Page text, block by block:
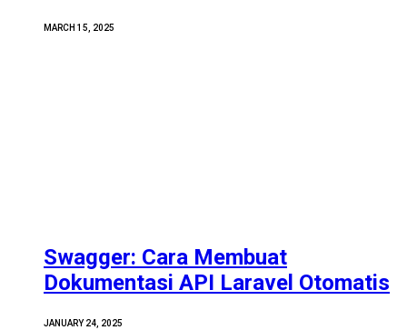
MARCH 15, 2025
Swagger: Cara Membuat
Dokumentasi API Laravel Otomatis
JANUARY 24, 2025